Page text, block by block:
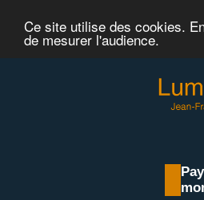
Ce site utilise des cookies.
de mesurer l'audience.